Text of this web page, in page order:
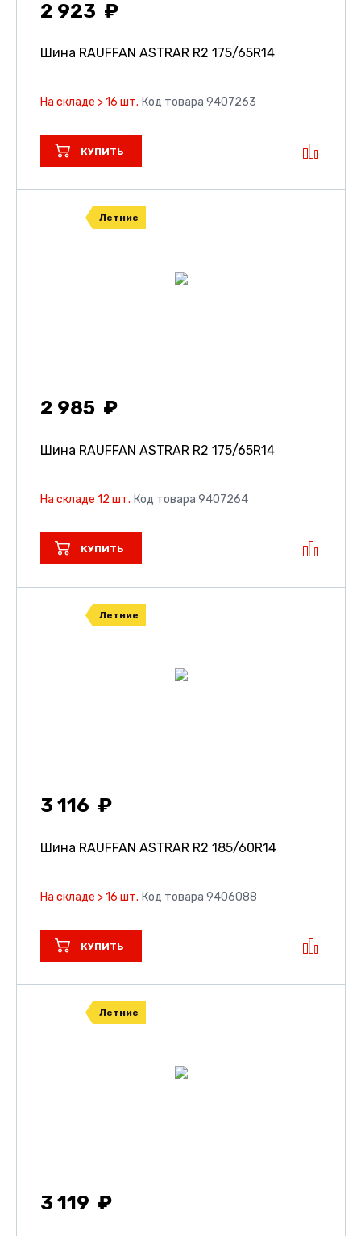
2 923
Шина RAUFFAN ASTRAR R2 175/65R14
На складе > 16 шт. Код товара 9407263
КУПИТЬ
Летние
2 985
Шина RAUFFAN ASTRAR R2 175/65R14
На складе 12 шт. Код товара 9407264
КУПИТЬ
Летние
3 116
Шина RAUFFAN ASTRAR R2 185/60R14
На складе > 16 шт. Код товара 9406088
КУПИТЬ
Летние
3 119